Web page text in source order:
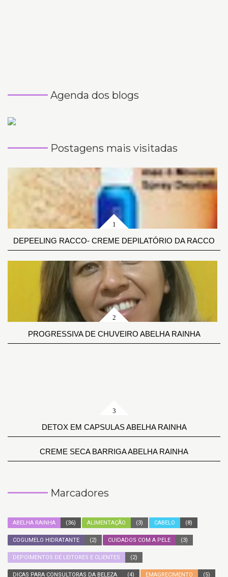
Agenda dos blogs
Postagens mais visitadas
DEPEELING RACCO- CREME DEPILATÓRIO DA RACCO
PROGRESSIVA DE CHUVEIRO ABELHA RAINHA
DETOX EM CAPSULAS ABELHA RAINHA
CREME SECA BARRIGA ABELHA RAINHA
Marcadores
ABELHA RAINHA (36) ALIMENTAÇÃO (3) CABELO (8)
COGUMELO HIDRATANTE (2) CUIDADOS COM A PELE (3)
DEPOIMENTOS DE LEITORES E CLIENTES (2)
DICAS PARA CONSULTORAS DA BELEZA (4) EMAGRECIMENTO (5)